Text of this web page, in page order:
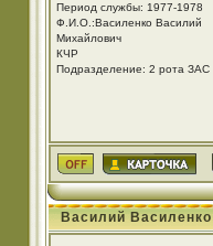
Период службы: 1977-1978
Ф.И.О.:Василенко Василий
Михайлович
КЧР
Подразделение: 2 рота ЗАС
Василий Василенко